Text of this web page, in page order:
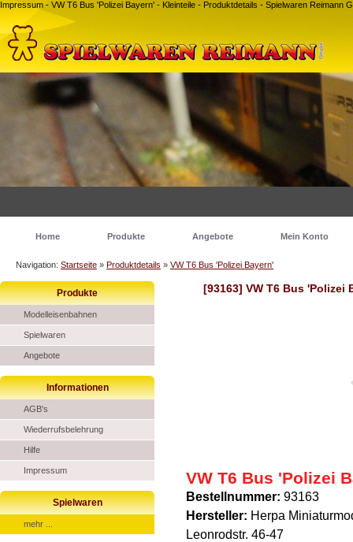
Impressum - VW T6 Bus 'Polizei Bayern' - Kleinteile - Produktdetails - Spielwaren Reimann
Home Produkte Angebote Mein Konto
Navigation: Startseite » Produktdetails » VW T6 Bus 'Polizei Bayern'
Produkte
Modelleisenbahnen
Spielwaren
Angebote
Informationen
AGB's
Wiederrufsbelehrung
Hilfe
Impressum
Spielwaren
mehr ...
[93163] VW T6 Bus 'Polizei
VW T6 Bus 'Polizei
Bestellnummer: 93163
Hersteller: Herpa
Leonrodstr. 46-47